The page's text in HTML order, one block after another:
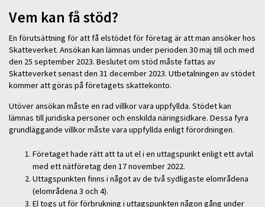
Vem kan få stöd?
En förutsättning för att få elstödet för företag är att man ansöker hos
Skatteverket. Ansökan kan lämnas under perioden 30 maj till och med
den 25 september 2023. Beslutet om stöd måste fattas av
Skatteverket senast den 31 december 2023. Utbetalningen av stödet
kommer att göras på företagets skattekonto.
Utöver ansökan måste en rad villkor vara uppfyllda. Stödet kan
lämnas till juridiska personer och enskilda näringsidkare. Dessa fyra
grundläggande villkor måste vara uppfyllda enligt förordningen.
Företaget hade rätt att ta ut el i en uttagspunkt enligt ett avtal
med ett nätföretag den 17 november 2022.
Uttagspunkten finns i något av de två sydligaste elområdena
(elområdena 3 och 4).
El togs ut för förbrukning i uttagspunkten någon gång under